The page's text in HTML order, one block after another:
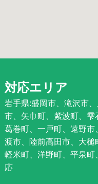
対応エリア
岩手県:盛岡市、滝沢市
市、矢巾町、紫波町、雫
葛巻町、一戸町、遠野
渡市、陸前高田市、大槌
軽米町、洋野町、平泉
応